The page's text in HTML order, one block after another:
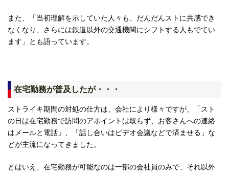
また、「当初理解を示していた人々も、だんだんストに共感でき
なくなり、さらには鉄道以外の交通機関にシフトする人もでてい
ます」とも語っています。
在宅勤務が普及したが・・・
ストライキ期間の対処の仕方は、会社により様々ですが、「スト
の日は在宅勤務で訪問のアポイントは取らず、お客さんへの連絡
はメールと電話」、「話し合いはビデオ会議などで済ませる」な
どが主流になってきました。
とはいえ、在宅勤務が可能なのは一部の会社員のみで、それ以外